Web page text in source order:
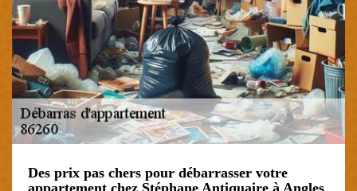
Des prix pas chers pour débarrasser votre